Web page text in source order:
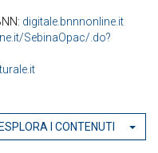
digitale.bnnnonline.it
SebinaOpac/.do?
I CONTENUTI